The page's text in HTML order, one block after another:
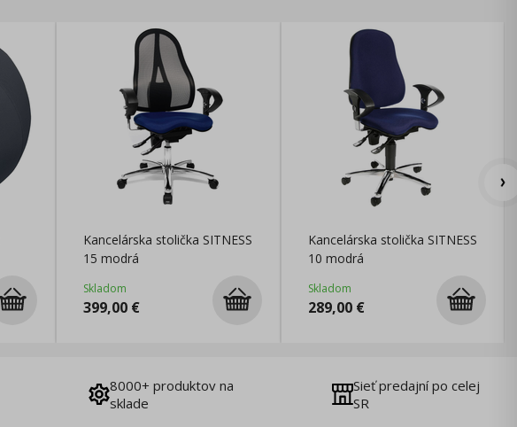
Kancelárska stolička SITNESS
15 modrá
Skladom
399,00 €
Kancelárska stolička SITNESS
10 modrá
Skladom
289,00€
8000+ produktov na
sklade
Sieť predajní po celej
SR